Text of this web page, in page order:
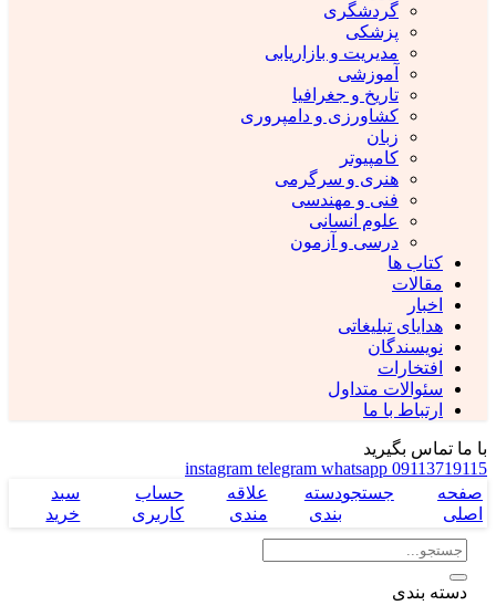
گردشگری
پزشکی
مدیریت و بازاریابی
آموزشی
تاریخ و جغرافیا
کشاورزی و دامپروری
زبان
کامپیوتر
هنری و سرگرمی
فنی و مهندسی
علوم انسانی
درسی و آزمون
کتاب ها
مقالات
اخبار
هدایای تبلیغاتی
نویسندگان
افتخارات
سئوالات متداول
ارتباط با ما
با ما تماس بگیرید
instagram telegram whatsapp 09113719115
صفحه
اصلی
جستجودسته
بندی
علاقه
مندی
حساب
کاربری
سبد
خرید
دسته بندی